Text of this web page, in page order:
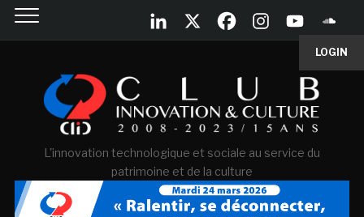
LOGIN
L'innovation technologique et sociale au service du
patrimoine et de la culture